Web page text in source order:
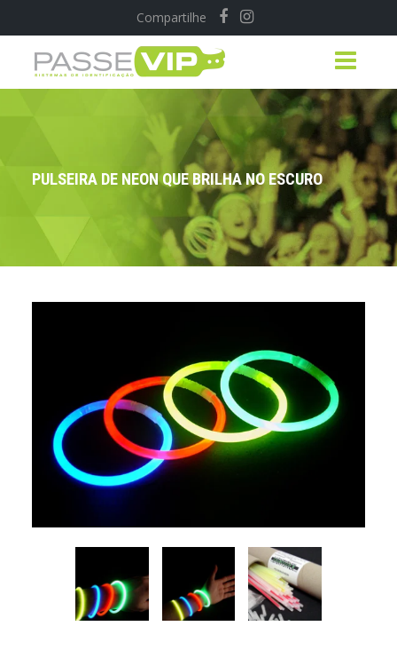
Compartilhe
PULSEIRA DE NEON QUE BRILHA NO ESCURO